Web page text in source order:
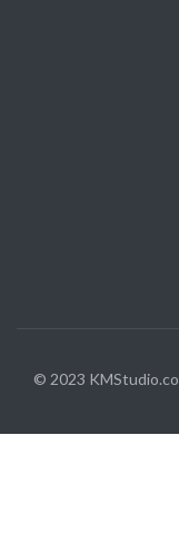
© 2023 KMStudio.co